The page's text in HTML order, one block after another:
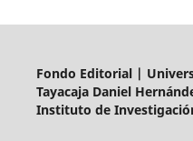
Fondo Editorial |
Tayacaja Daniel
Instituto de